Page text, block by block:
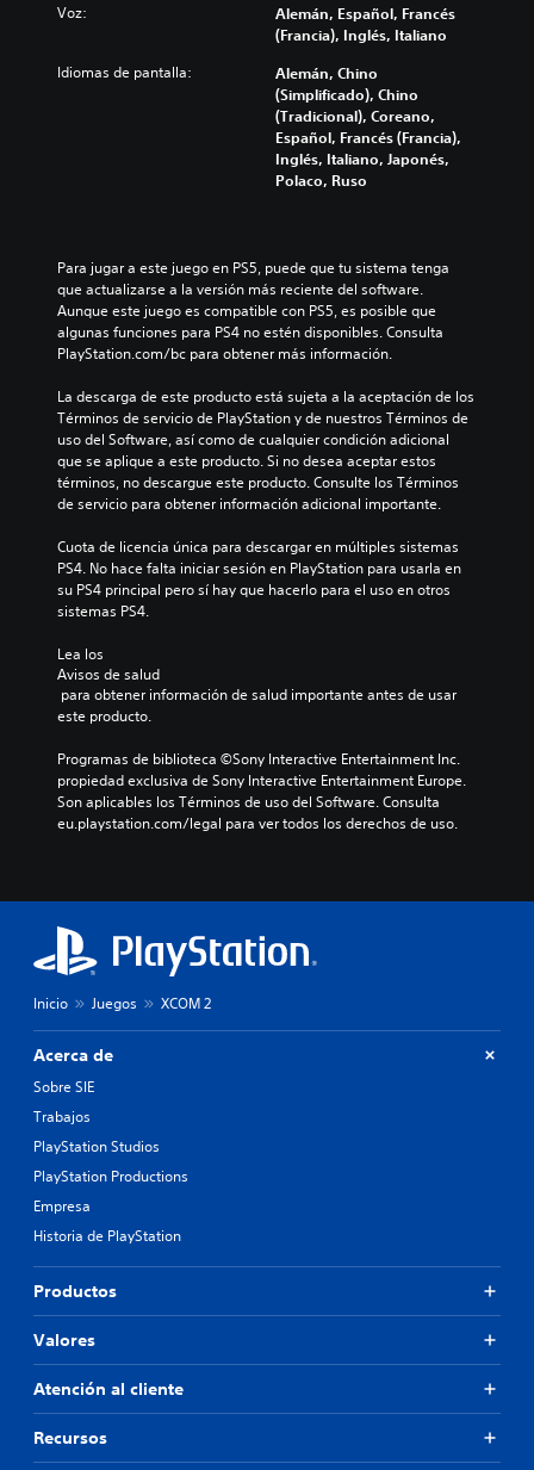
Voz:
Alemán, Español, Francés
(Francia), Inglés, Italiano
Idiomas de pantalla:
Alemán, Chino
(Simplificado), Chino
(Tradicional), Coreano,
Español, Francés (Francia),
Inglés, Italiano, Japonés,
Polaco, Ruso
Para jugar a este juego en PS5, puede que tu sistema tenga
que actualizarse a la versión más reciente del software.
Aunque este juego es compatible con PS5, es posible que
algunas funciones para PS4 no estén disponibles. Consulta
PlayStation.com/bc para obtener más información.
La descarga de este producto está sujeta a la aceptación de los
Términos de servicio de PlayStation y de nuestros Términos de
uso del Software, así como de cualquier condición adicional
que se aplique a este producto. Si no desea aceptar estos
términos, no descargue este producto. Consulte los Términos
de servicio para obtener información adicional importante.
Cuota de licencia única para descargar en múltiples sistemas
PS4. No hace falta iniciar sesión en PlayStation para usarla en
su PS4 principal pero sí hay que hacerlo para el uso en otros
sistemas PS4.
Lea los
Avisos de salud
este producto.
Programas de biblioteca ©Sony Interactive Entertainment Inc.
propiedad exclusiva de Sony Interactive Entertainment Europe.
Son aplicables los Términos de uso del Software. Consulta
eu.playstation.com/legal para ver todos los derechos de uso.
Inicio Juegos XCOM 2
Acerca de
Sobre SIE
Trabajos
PlayStation Studios
PlayStation Productions
Empresa
Historia de PlayStation
Productos
Valores
Atención al cliente
Recursos